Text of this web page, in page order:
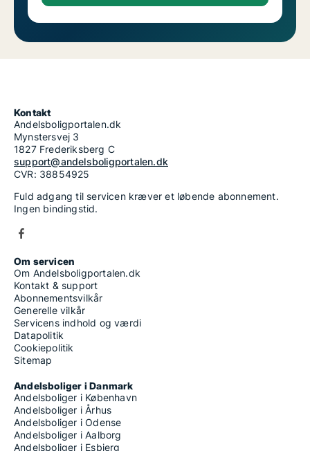
Kontakt
Andelsboligportalen.dk
Mynstersvej 3
1827 Frederiksberg C
support@andelsboligportalen.dk
CVR: 38854925
Fuld adgang til servicen kræver et løbende abonnement.
Ingen bindingstid.
Om servicen
Om Andelsboligportalen.dk
Kontakt & support
Abonnementsvilkår
Generelle vilkår
Servicens indhold og værdi
Datapolitik
Cookiepolitik
Sitemap
Andelsboliger i Danmark
Andelsboliger i København
Andelsboliger i Århus
Andelsboliger i Odense
Andelsboliger i Aalborg
Andelsboliger i Esbjerg